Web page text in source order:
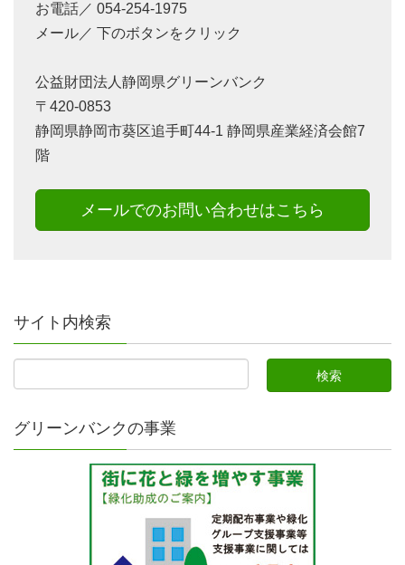
お電話／ 054-254-1975
メール／ 下のボタンをクリック
公益財団法人静岡県グリーンバンク
〒420-0853
静岡県静岡市葵区追手町44-1 静岡県産業経済会館7
階
メールでのお問い合わせはこちら
サイト内検索
グリーンバンクの事業